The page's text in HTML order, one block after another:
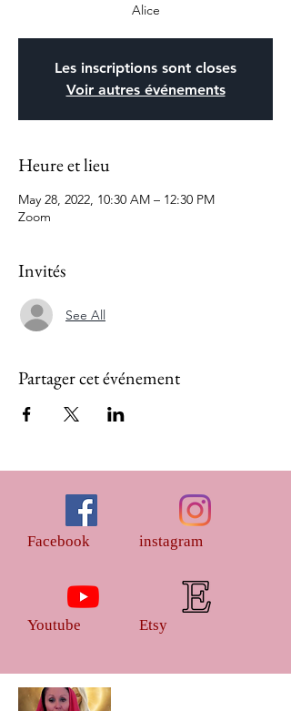
Alice
Les inscriptions sont closes
Voir autres événements
Heure et lieu
May 28, 2022, 10:30 AM – 12:30 PM
Zoom
Invités
See All
Partager cet événement
Facebook
Youtube
instagram
Etsy